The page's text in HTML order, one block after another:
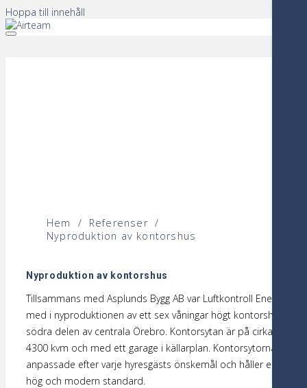
Hoppa till innehåll
Hem / Referenser /
Nyproduktion av kontorshus
Nyproduktion av kontorshus
Tillsammans med Asplunds Bygg AB var Luftkontroll Energy
med i nyproduktionen av ett sex våningar högt kontorshus i
södra delen av centrala Örebro. Kontorsytan är på cirka
4300 kvm och med ett garage i källarplan. Kontorsytorna är
anpassade efter varje hyresgästs önskemål och håller en
hög och modern standard.